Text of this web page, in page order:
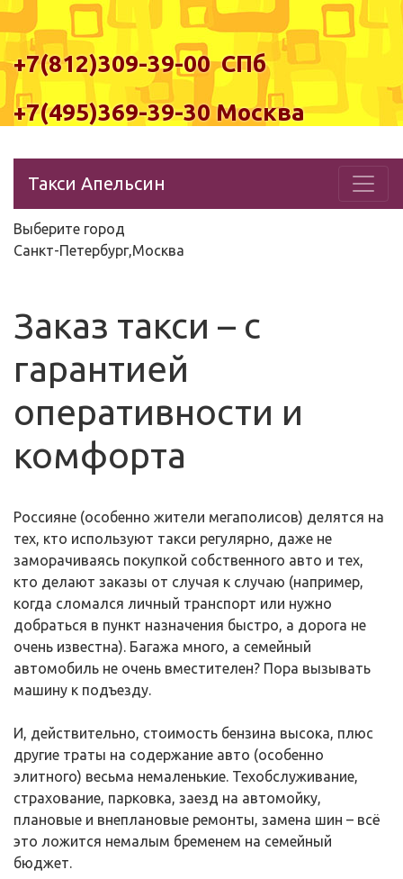
+7(812)309-39-00 СПб
+7(495)369-39-30 Москва
Такси Апельсин
Выберите город
Санкт-Петербург,Москва
Заказ такси – с
гарантией
оперативности и
комфорта
Россияне (особенно жители мегаполисов) делятся на
тех, кто используют такси регулярно, даже не
заморачиваясь покупкой собственного авто и тех,
кто делают заказы от случая к случаю (например,
когда сломался личный транспорт или нужно
добраться в пункт назначения быстро, а дорога не
очень известна). Багажа много, а семейный
автомобиль не очень вместителен? Пора вызывать
машину к подъезду.
И, действительно, стоимость бензина высока, плюс
другие траты на содержание авто (особенно
элитного) весьма немаленькие. Техобслуживание,
страхование, парковка, заезд на автомойку,
плановые и внеплановые ремонты, замена шин – всё
это ложится немалым бременем на семейный
бюджет.